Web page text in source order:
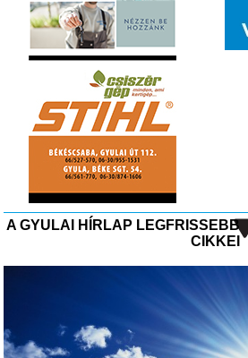
A GYULAI HÍRLAP LEGFRISSEBB
CIKKEI